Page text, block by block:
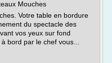
Mouches
Votre table en bordure
du spectacle des
vos yeux sur fond
bord par le chef vous...